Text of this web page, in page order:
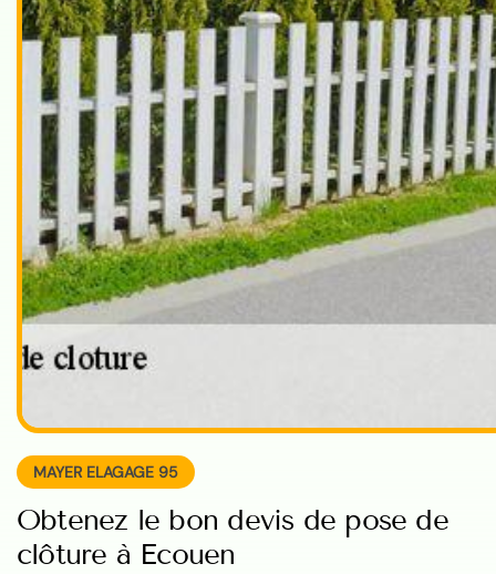
MAYER ELAGAGE 95
Obtenez le bon devis de pose de
clôture à Ecouen